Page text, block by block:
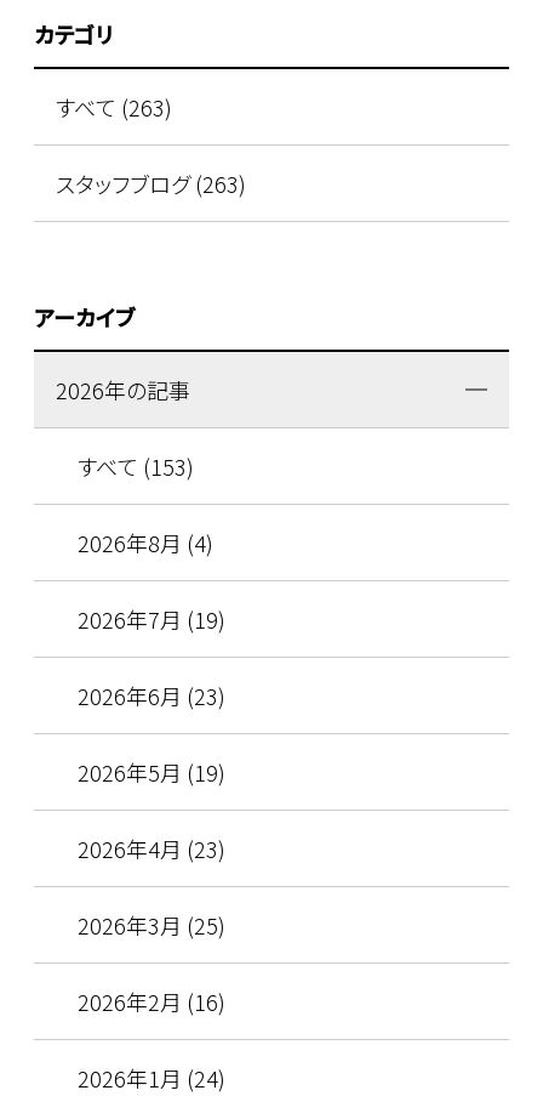
カテゴリ
すべて (263)
スタッフブログ (263)
アーカイブ
2026年の記事
すべて (153)
2026年8月 (4)
2026年7月 (19)
2026年6月 (23)
2026年5月 (19)
2026年4月 (23)
2026年3月 (25)
2026年2月 (16)
2026年1月 (24)